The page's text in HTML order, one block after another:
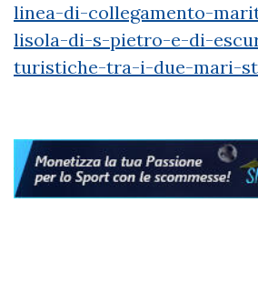
linea-di-collegamento-
lisola-di-s-pietro-e-di-
turistiche-tra-i-due-mari-